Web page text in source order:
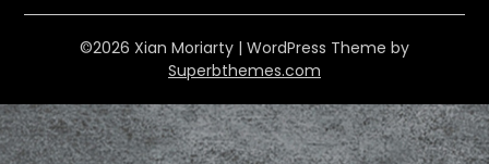
©2026 Xian Moriarty | WordPress Theme by
Superbthemes.com